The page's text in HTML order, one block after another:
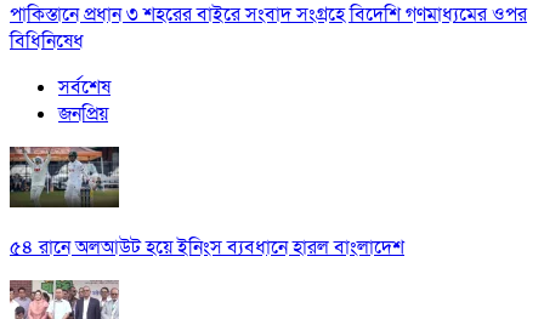
পাকিস্তানে প্রধান ৩ শহরের বাইরে সংবাদ সংগ্রহে বিদেশি গণমাধ্যমের ওপর
বিধিনিষেধ
সর্বশেষ
জনপ্রিয়
৫৪ রানে অলআউট হয়ে ইনিংস ব্যবধানে হারল বাংলাদেশ